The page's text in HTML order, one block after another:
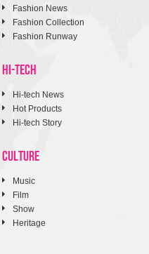
Fashion News
Fashion Collection
Fashion Runway
HI-TECH
Hi-tech News
Hot Products
Hi-tech Story
CULTURE
Music
Film
Show
Heritage